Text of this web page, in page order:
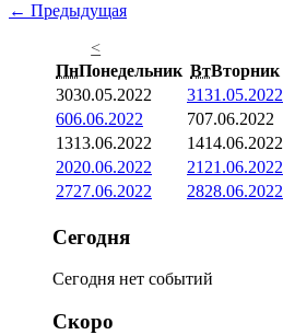
← Предыдущая
<
ПнПонедельник ВтВторник
3030.05.2022 3131.05.2022
606.06.2022 707.06.2022
1313.06.2022 1414.06.2022
2020.06.2022 21 21.06.2022
2727.06.2022 2828.06.2022
Сегодня
Сегодня нет событий
Скоро